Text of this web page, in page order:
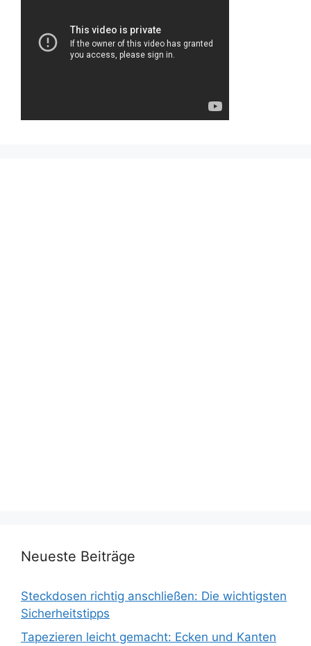
Neueste Beiträge
Steckdosen richtig anschließen: Die wichtigsten
Sicherheitstipps
Tapezieren leicht gemacht: Ecken und Kanten